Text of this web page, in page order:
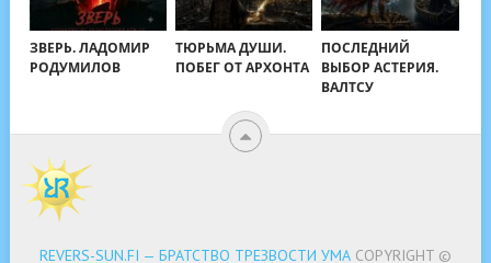
ЗВЕРЬ. ЛАДОМИР
РОДУМИЛОВ
ТЮРЬМА ДУШИ.
ПОБЕГ ОТ АРХОНТА
ПОСЛЕДНИЙ
ВЫБОР АСТЕРИЯ.
ВАЛТСУ
REVERS-SUN.FI — БРАТСТВО ТРЕЗВОСТИ УМАCOPYRIGHT ©